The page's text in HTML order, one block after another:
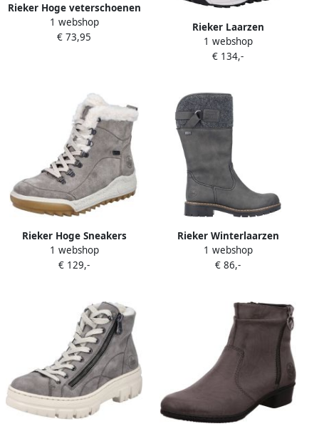
Rieker Hoge veterschoenen
veterschoen casual laarzen
met rits aan de buitenkant
1 webshop
€ 73,95
Rieker Laarzen
1 webshop
€ 134,-
Rieker Hoge Sneakers
Y471345
1 webshop
€ 129,-
Rieker Winterlaarzen
laarzen hakken met
waterafstotend tex-
1 webshop
€ 86,-